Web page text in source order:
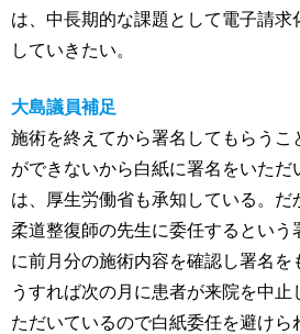
は、中長期的な課題として電子請
していきたい。
大島議員補足
施術を終えてから署名してもらうこ
ができないから白紙に署名をいただ
は、厚生労働省も承知している。だ
柔道整復師の先生に委任するという
に前月分の施術内容を確認し署名を
うすれば次の月に患者が来院を中
ただいているので白紙委任を避けら